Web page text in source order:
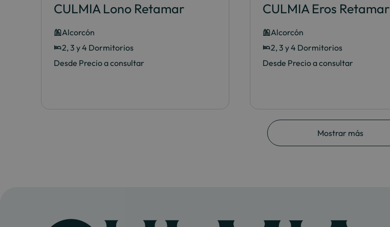
CULMIA Lono Retamar
Alcorcón
2, 3 y 4 Dormitorios
Desde Precio a consultar
CULMIA Eros Retamar
Alcorcón
2, 3 y 4 Dormitorios
Desde Precio a consultar
Mostrar más